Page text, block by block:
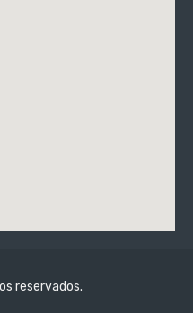
reservados.